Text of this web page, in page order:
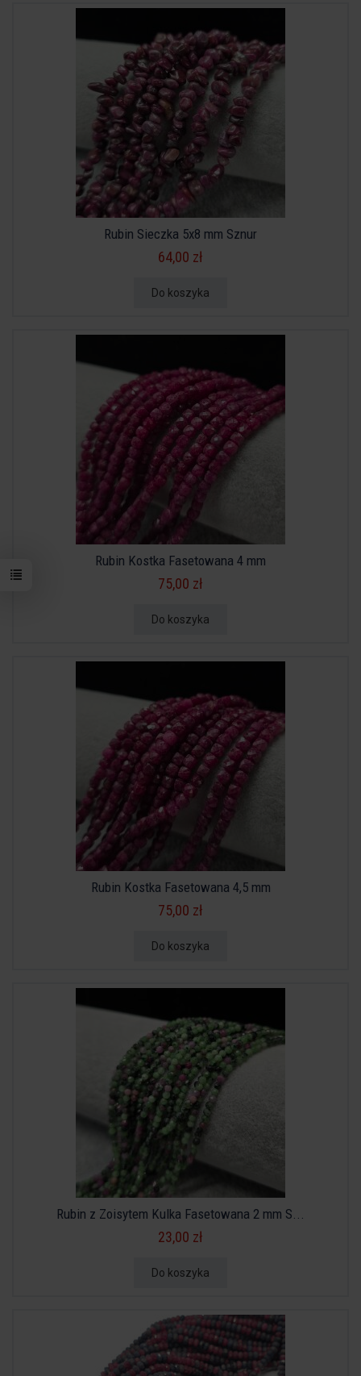
Rubin Sieczka 5x8 mm Sznur
64,00 zł
Do koszyka
Rubin Kostka Fasetowana 4 mm
75,00 zł
Do koszyka
Rubin Kostka Fasetowana 4,5 mm
75,00 zł
Do koszyka
Rubin z Zoisytem Kulka Fasetowana 2 mm S...
23,00 zł
Do koszyka